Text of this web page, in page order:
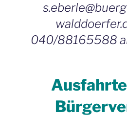
040/88165588